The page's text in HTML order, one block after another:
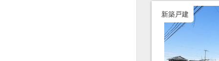
新築戸建